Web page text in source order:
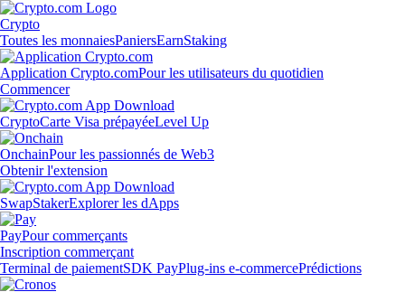
Crypto
Toutes les monnaiesPaniersEarnStaking
Application Crypto.comPour les utilisateurs du quotidien
Commencer
CryptoCarte Visa prépayéeLevel Up
OnchainPour les passionnés de Web3
Obtenir l'extension
SwapStakerExplorer les dApps
PayPour commerçants
Inscription commerçant
Terminal de paiementSDK PayPlug-ins e-commercePrédictions